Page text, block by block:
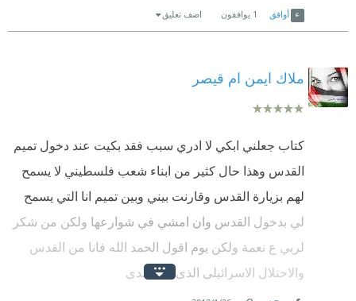
والدي عن تيهنا في المنافي، وغيرها، هنا تخيلت نفسي
شكراً سيدي شكراً لنبض قلمك الذي منحته لقلوبنا لتعيش
معك تلك اللحظات ..
أوافق 1 يوافقون اضف تعليق
ملاك ايمن ام قيصر
كتاب جعلني ابكي لا ادري سبب فقد بكيت عند دخول تميم
القدس وهذا حال كثير من ابناء شعب فلسطيني لا يسمح
لهم بزيارة القدس وقارنت بيني وبين تميم انا التي يسمح
لي بدخول القدس وان امشي في شوارعها ولكن من شكر
لربي ع نعمة ولكن يوم اقول الحمد الله فانا من القدس
والاحتلال الاسرائيلي الذي دمر بلدي